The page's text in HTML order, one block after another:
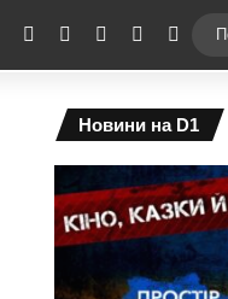
Facebook YouTubeInstagramTelegram
Новини на D1